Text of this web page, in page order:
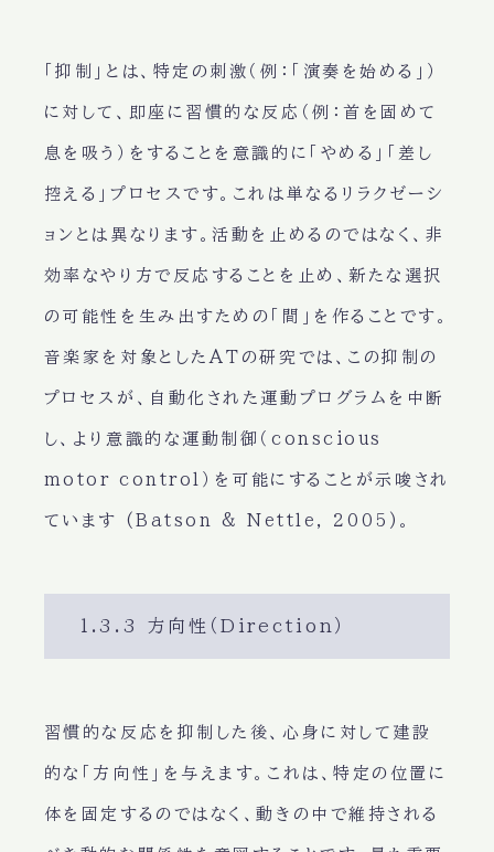
「抑制」とは、特定の刺激（例：「演奏を始める」）
に対して、即座に習慣的な反応（例：首を固めて
息を吸う）をすることを意識的に「やめる」「差し
控える」プロセスです。これは単なるリラクゼーシ
ョンとは異なります。活動を止めるのではなく、非
効率なやり方で反応することを止め、新たな選択
の可能性を生み出すための「間」を作ることです。
音楽家を対象としたATの研究では、この抑制の
プロセスが、自動化された運動プログラムを中断
し、より意識的な運動制御（conscious
motor control）を可能にすることが示唆され
ています (Batson & Nettle, 2005)。
1.3.3 方向性（Direction）
習慣的な反応を抑制した後、心身に対して建設
的な「方向性」を与えます。これは、特定の位置に
体を固定するのではなく、動きの中で維持される